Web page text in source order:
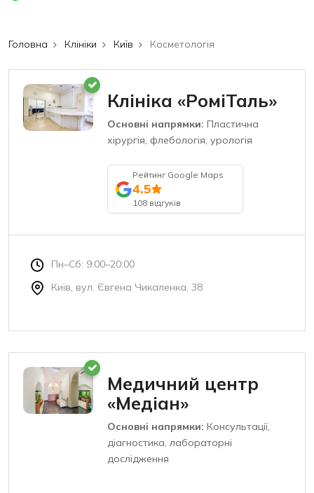
Головна Клініки Київ Косметологія
Клініка «РоміТаль»
Основні напрямки: Пластична
хірургія, флебологія, урологія
Рейтинг Google Maps
4.5
108 відгуків
Пн–Сб: 9:00–20:00
Київ, вул. Євгена Чикаленка, 38
Медичний центр
«Медіан»
Основні напрямки: Консультації,
діагностика, лабораторні
дослідження